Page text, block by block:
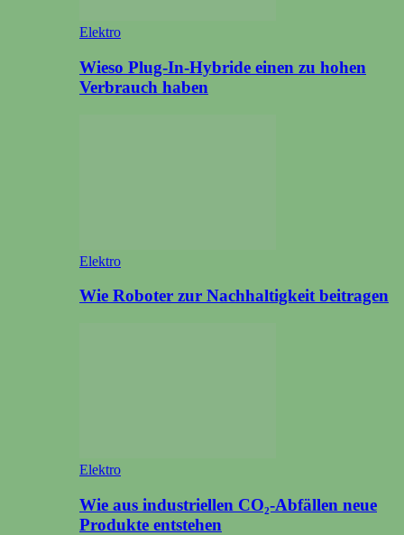
Elektro
Wieso Plug-In-Hybride einen zu hohen
Verbrauch haben
Elektro
Wie Roboter zur Nachhaltigkeit beitragen
Elektro
Wie aus industriellen CO₂-Abfällen neue
Produkte entstehen